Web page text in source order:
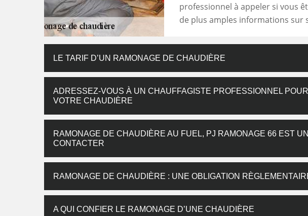
professionnel à appeler si vous
de plus amples informations sur
LE TARIF D’UN RAMONAGE DE CHAUDIÈRE
ADRESSEZ-VOUS À UN CHAUFFAGISTE PROFESSIONNEL
VOTRE CHAUDIÈRE
RAMONAGE DE CHAUDIÈRE AU FUEL, PJ RAMONAGE 66 EST
CONTACTER
RAMONAGE DE CHAUDIÈRE : UNE OBLIGATION
A QUI CONFIER LE RAMONAGE D’UNE CHAUDIÈRE